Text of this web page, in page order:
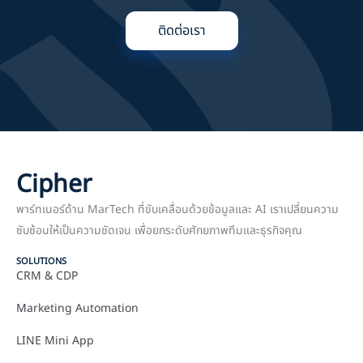
ติดต่อเรา
Cipher
พาร์ทเนอร์ด้าน MarTech ที่ขับเคลื่อนด้วยข้อมูลและ AI เราเปลี่ยนความ
ซับซ้อนให้เป็นความชัดเจน เพื่อยกระดับศักยภาพทีมและธุรกิจคุณ
SOLUTIONS
CRM & CDP
Marketing Automation
LINE Mini App